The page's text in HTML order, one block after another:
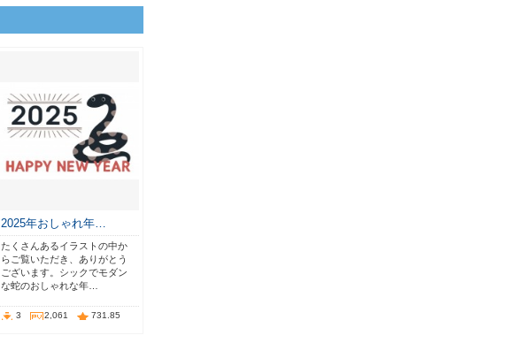
2025年おしゃれ年…
たくさんあるイラストの中か
らご覧いただき、ありがとう
ございます。シックでモダン
な蛇のおしゃれな年…
3 2,061 731.85